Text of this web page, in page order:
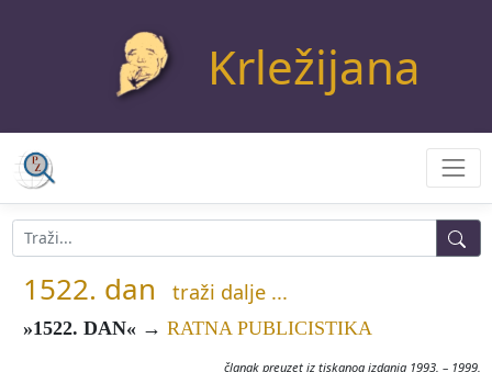
Krležijana
1522. dan traži dalje ...
»1522. DAN« → RATNA PUBLICISTIKA
članak preuzet iz tiskanog izdanja 1993. – 1999.